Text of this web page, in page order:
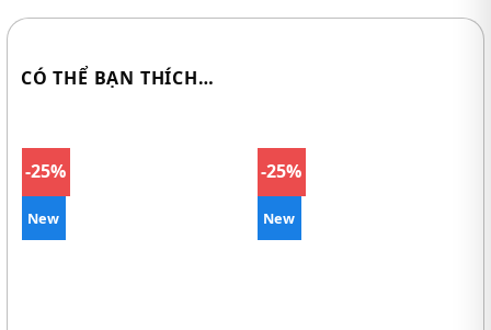
CÓ THỂ BẠN THÍCH…
-25%
New
-25%
New